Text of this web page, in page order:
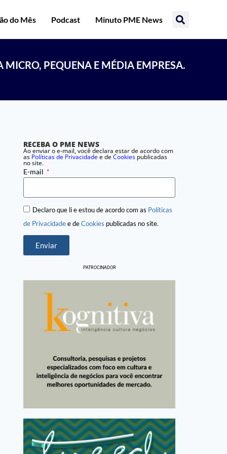
do Mês Podcast Minuto PME News
MICRO, PEQUENA E MÉDIA EMPRESA.
RECEBA O PME NEWS
Ao enviar o e-mail, você declara estar de acordo com
as Políticas de Privacidadee deCookies publicadas
no site.
E-mail
Declaro que li e estou de acordo com as Políticas
de Privacidadee deCookies publicadas no site.
Enviar
PATROCINADOR